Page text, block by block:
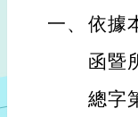
一、 依據
函暨
總字